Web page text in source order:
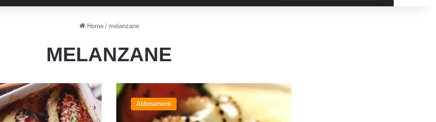
Home / melanzane
MELANZANE
Emozioni
estive:
spiedini
Abbinamenti